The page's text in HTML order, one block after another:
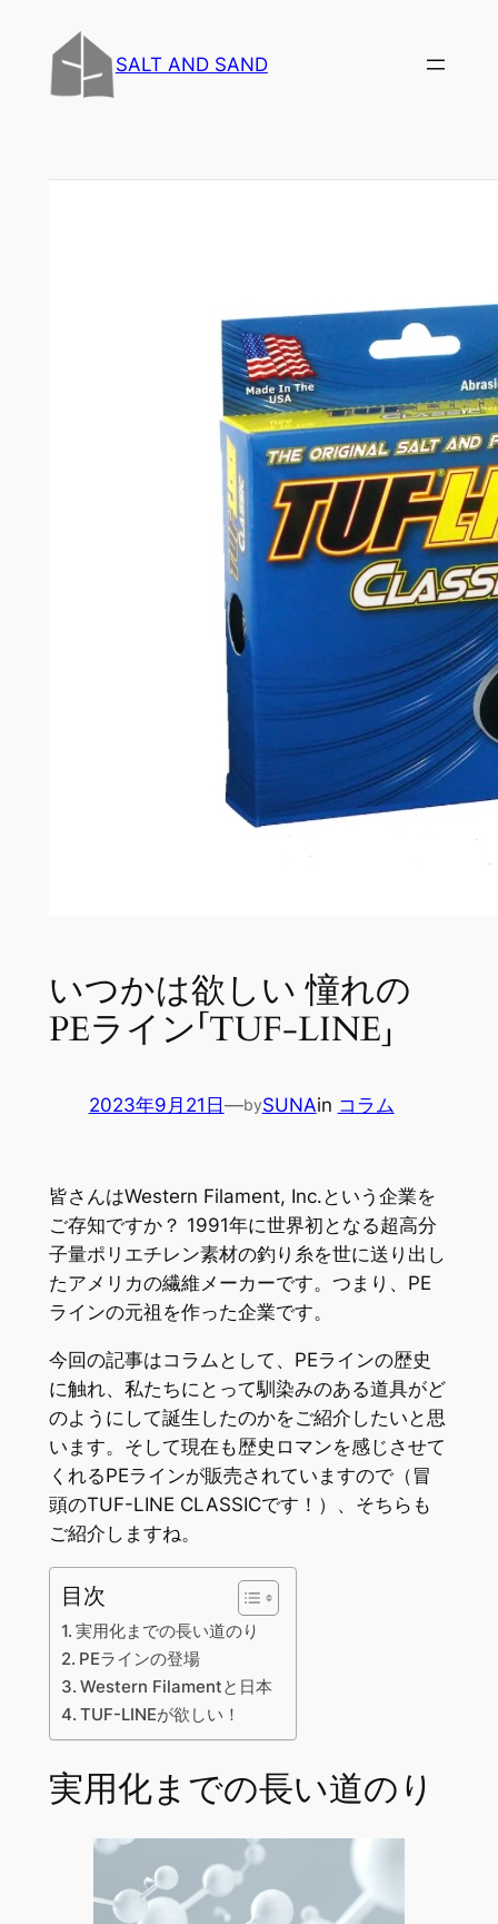
SALT AND SAND
いつかは欲しい 憧れの
PEライン「TUF-LINE」
2023年9月21日 —bySUNAin コラム
皆さんはWestern Filament, Inc.という企業を
ご存知ですか？ 1991年に世界初となる超高分
子量ポリエチレン素材の釣り糸を世に送り出し
たアメリカの繊維メーカーです。つまり、PE
ラインの元祖を作った企業です。
今回の記事はコラムとして、PEラインの歴史
に触れ、私たちにとって馴染みのある道具がど
のようにして誕生したのかをご紹介したいと思
います。そして現在も歴史ロマンを感じさせて
くれるPEラインが販売されていますので（冒
頭のTUF-LINE CLASSICです！）、そちらも
ご紹介しますね。
目次
実用化までの長い道のり
PEラインの登場
Western Filamentと日本
TUF-LINEが欲しい！
実用化までの長い道のり